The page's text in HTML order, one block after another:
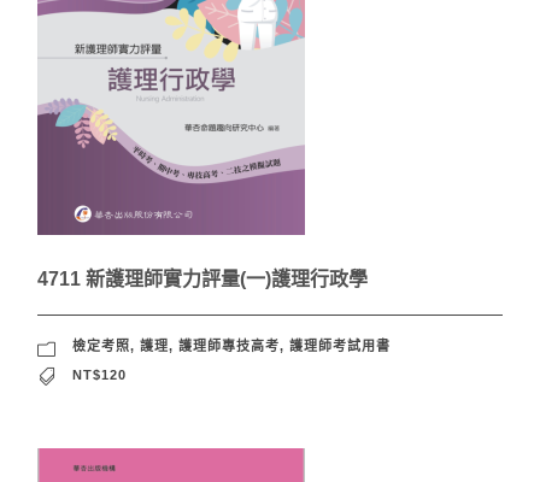
4711 新護理師實力評量(一)護理行政學
檢定考照, 護理, 護理師專技高考, 護理師考試用書
NT$120